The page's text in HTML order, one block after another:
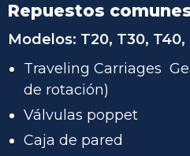
Repuestos
Modelos: T20, T30, T40,
Traveling Carriages
de rotación)
Válvulas poppet
Caja de pared